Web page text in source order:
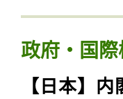
政府・国
【日本】